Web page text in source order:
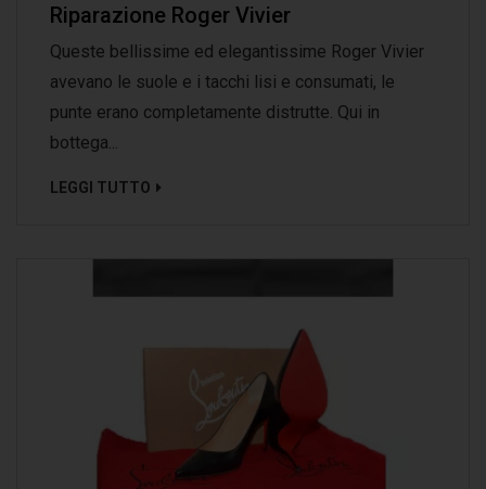
Riparazione Roger Vivier
Queste bellissime ed elegantissime Roger Vivier
avevano le suole e i tacchi lisi e consumati, le
punte erano completamente distrutte. Qui in
bottega...
LEGGI TUTTO